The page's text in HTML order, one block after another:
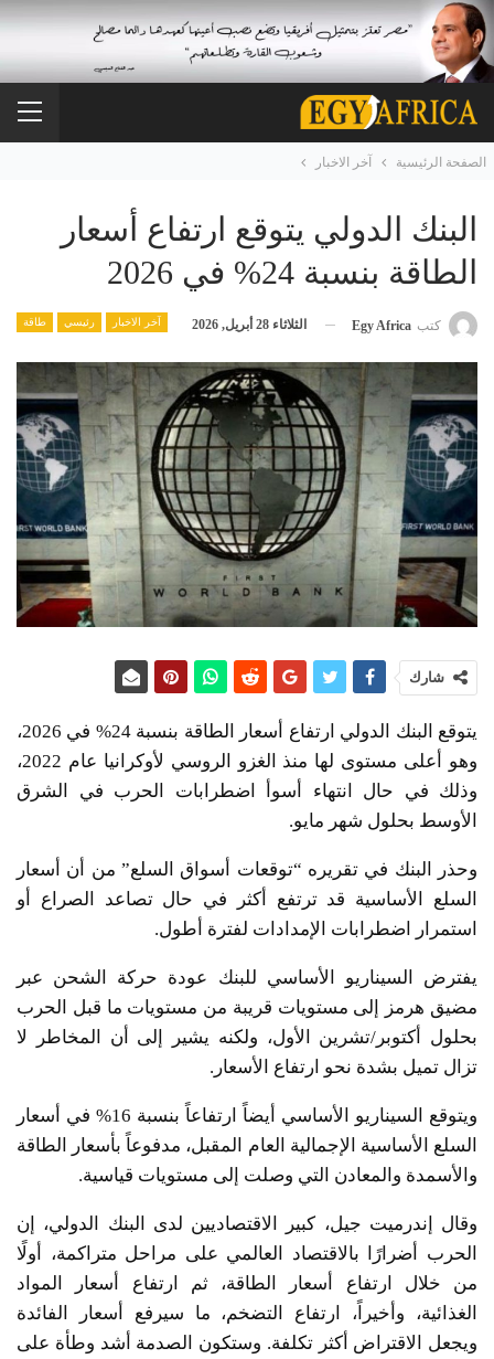
الصفحة الرئيسية آخر الاخبار
البنك الدولي يتوقع ارتفاع أسعار
الطاقة بنسبة 24% في 2026
آخر الاخبار رئيسي طاقة كتب Egy Africa الثلاثاء 28 أبريل, 2026
شارك
يتوقع البنك الدولي ارتفاع أسعار الطاقة بنسبة 24% في 2026،
وهو أعلى مستوى لها منذ الغزو الروسي لأوكرانيا عام 2022،
وذلك في حال انتهاء أسوأ اضطرابات الحرب في الشرق
الأوسط بحلول شهر مايو.
وحذر البنك في تقريره “توقعات أسواق السلع” من أن أسعار
السلع الأساسية قد ترتفع أكثر في حال تصاعد الصراع أو
استمرار اضطرابات الإمدادات لفترة أطول.
يفترض السيناريو الأساسي للبنك عودة حركة الشحن عبر
مضيق هرمز إلى مستويات قريبة من مستويات ما قبل الحرب
بحلول أكتوبر/تشرين الأول، ولكنه يشير إلى أن المخاطر لا
تزال تميل بشدة نحو ارتفاع الأسعار.
ويتوقع السيناريو الأساسي أيضاً ارتفاعاً بنسبة 16% في أسعار
السلع الأساسية الإجمالية العام المقبل، مدفوعاً بأسعار الطاقة
والأسمدة والمعادن التي وصلت إلى مستويات قياسية.
وقال إندرميت جيل، كبير الاقتصاديين لدى البنك الدولي، إن
الحرب أضرارًا بالاقتصاد العالمي على مراحل متراكمة، أولًا
من خلال ارتفاع أسعار الطاقة، ثم ارتفاع أسعار المواد
الغذائية، وأخيراً، ارتفاع التضخم، ما سيرفع أسعار الفائدة
ويجعل الاقتراض أكثر تكلفة. وستكون الصدمة أشد وطأة على